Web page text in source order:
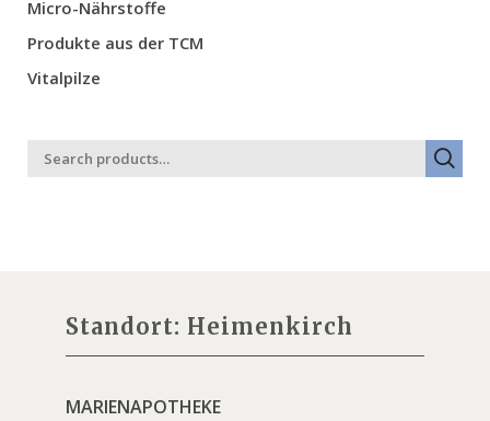
Micro-Nährstoffe
Produkte aus der TCM
Vitalpilze
Standort: Heimenkirch
MARIENAPOTHEKE